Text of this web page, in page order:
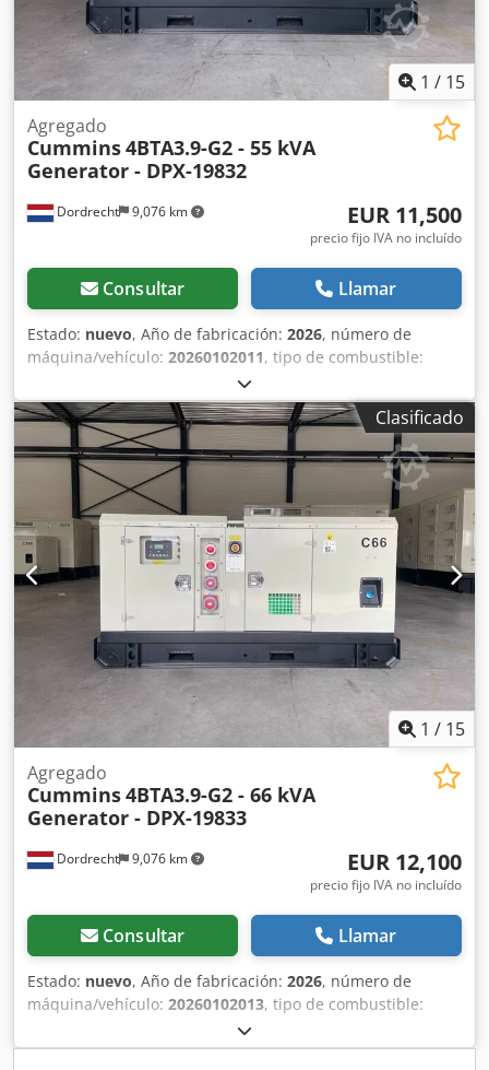
1 / 15
Dordrecht 9,076 km
Agregado
Cummins4BTA3.9-G2 - 55 kVA
Generator - DPX-19832
EUR 11,500
precio fijo IVA no incluído
Consultar Llamar
Estado: nuevo, Año de fabricación: 2026, número de
máquina/vehículo: 20260102011, tipo de combustible:
50 kW (67.98 CV)
Cummins 4BTA3.9-G2, Uso previsto: Construcción Peso en
vacío: 1.176 kg Chodpfeyy H T Rjx Adisa Potencia del
generador: 55 kVA Dimensiones del compartimento de
carga: 250 x 100 x 125 cm Certificación CE: sí Volumen del
depósito de agua: 87 l País de fabricación: China Póngase
en contacto con el equipo de DPX para más información. =
Otras opciones y accesorios = - Batería - Panel de control -
Techo de acero - Depósito
Clasificado
1 / 15
Dordrecht 9,076 km
Agregado
Cummins4BTA3.9-G2 - 66 kVA
Generator - DPX-19833
EUR 12,100
precio fijo IVA no incluído
Consultar Llamar
Estado: nuevo, Año de fabricación: 2026, número de
máquina/vehículo: 20260102013, tipo de combustible:
, fabricante de motores:
Finalidad de uso: Construcción Peso en vacío: 1.214 kg